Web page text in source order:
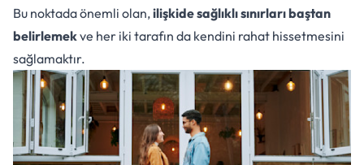
Bu noktada önemli olan,ilişkide sağlıklı sınırları baştan
belirlemekve her iki tarafın da kendini rahat hissetmesini
sağlamaktır.